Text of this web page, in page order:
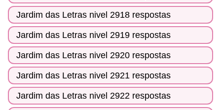
Jardim das Letras nivel 2918 respostas
Jardim das Letras nivel 2919 respostas
Jardim das Letras nivel 2920 respostas
Jardim das Letras nivel 2921 respostas
Jardim das Letras nivel 2922 respostas